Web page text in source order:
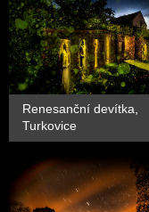
Renesanční devítka,
Turkovice